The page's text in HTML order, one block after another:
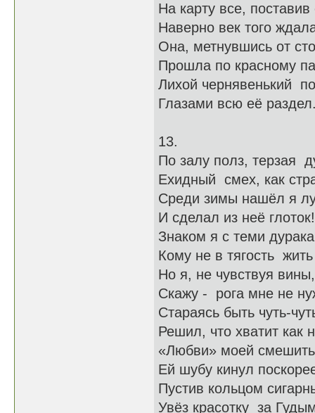
На карту все, поставив
Наверно век того
Она, метнувшись от
Прошла по красному
Лихой чернявенький
Глазами всю её
13.
По залу полз, терзая
Ехидный смех, как
Среди зимы нашёл я
И сделал из неё глоток!
Знаком я с теми
Кому не в тягость
Но я, не чувствуя вины,
Скажу - рога мне не
Стараясь быть чуть-
Решил, что хватит как
«Любви» моей
Ей шубу кинул
Пустив кольцом
Увёз красотку за